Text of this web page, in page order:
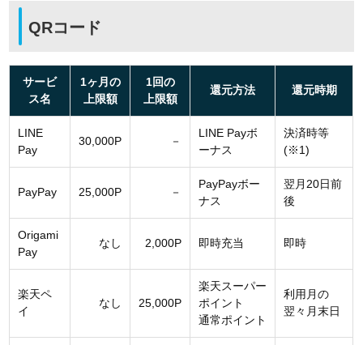
QRコード
サービ
ス名
1ヶ月の
上限額
1回の
上限額
還元方法 還元時期
LINE
Pay
30,000P －
LINE Payボ
ーナス
決済時等
(※1)
PayPay 25,000P －
PayPayボー
ナス
翌月20日前
後
Origami
Pay
なし 2,000P 即時充当 即時
楽天ペ
イ
なし 25,000P
楽天スーパー
ポイント
通常ポイント
利用月の
翌々月末日